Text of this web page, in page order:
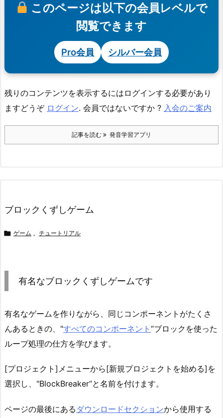
このページは以下の会員レベルで
閲覧できます
Pro会員 シルバー会員
残りのコンテンツを表示するにはログインする必要があり
ますどうぞ ログイン. 会員ではないですか ? 入会のご案内
記事を読む 発音学習アプリ
ブロックくずしゲーム
 ゲーム , チュートリアル
有名なブロックくずしゲームです
有名なゲームを作りながら、同じコンポーネントがたくさ
んあるときの、"すべてのコンポーネント “ブロックを使った
ループ処理の仕方を学びます。
[プロジェクト]メニューから[新規プロジェクトを始める]を
選択し、"BlockBreaker“と名前を付けます。
ページの最後にある ダウンロードセクションから使用する